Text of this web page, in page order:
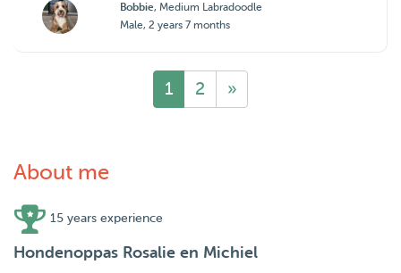
Bobbie, Medium Labradoodle
Male, 2 years 7 months
1 2 »
About me
15 years experience
Hondenoppas Rosalie en Michiel